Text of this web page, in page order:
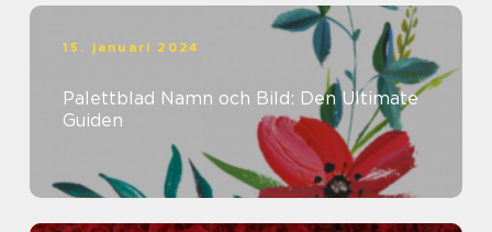
15. januari 2024
Palettblad Namn och Bild: Den Ultimate
Guiden